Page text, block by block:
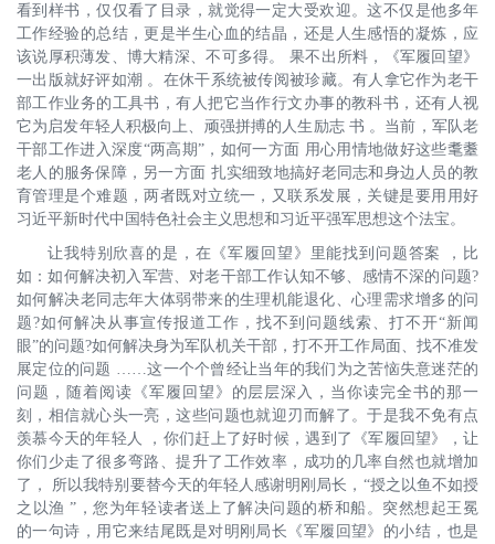
看到样书，仅仅看了目录，就觉得一定大受欢迎。这不仅是他多年
工作经验的总结，更是半生心血的结晶，还是人生感悟的凝炼，应
该说厚积薄发、博大精深、不可多得。 果不出所料，《军履回望》
一出版就好评如潮 。在休干系统被传阅被珍藏。有人拿它作为老干
部工作业务的工具书，有人把它当作行文办事的教科书，还有人视
它为启发年轻人积极向上、顽强拼搏的人生励志 书 。当前，军队老
干部工作进入深度“两高期”，如何一方面 用心用情地做好这些耄耋
老人的服务保障，另一方面 扎实细致地搞好老同志和身边人员的教
育管理是个难题，两者既对立统一，又联系发展，关键是要用用好
习近平新时代中国特色社会主义思想和习近平强军思想这个法宝。
让我特别欣喜的是，在《军履回望》里能找到问题答案 ，比
如：如何解决初入军营、对老干部工作认知不够、感情不深的问题?
如何解决老同志年大体弱带来的生理机能退化、心理需求增多的问
题?如何解决从事宣传报道工作，找不到问题线索、打不开“新闻
眼”的问题?如何解决身为军队机关干部，打不开工作局面、找不准发
展定位的问题 ……这一个个曾经让当年的我们为之苦恼失意迷茫的
问题，随着阅读《军履回望》的层层深入，当你读完全书的那一
刻，相信就心头一亮，这些问题也就迎刃而解了。于是我不免有点
羡慕今天的年轻人 ，你们赶上了好时候，遇到了《军履回望》，让
你们少走了很多弯路、提升了工作效率，成功的几率自然也就增加
了， 所以我特别要替今天的年轻人感谢明刚局长，“授之以鱼不如授
之以渔 ”，您为年轻读者送上了解决问题的桥和船。突然想起王冕
的一句诗，用它来结尾既是对明刚局长《军履回望》的小结，也是